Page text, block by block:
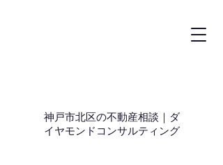
神戸市北区の不動産相談｜ダ
イヤモンドコンサルティング